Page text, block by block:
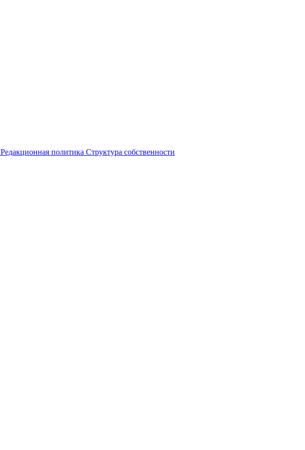
Редакционная политика Структура собственности